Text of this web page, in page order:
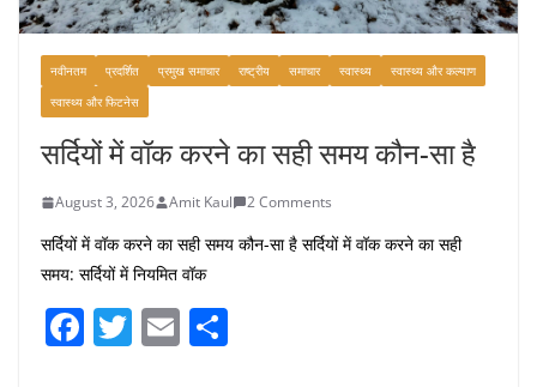
नवीनतम प्रदर्शित प्रमुख समाचार राष्ट्रीय समाचार स्वास्थ्य
स्वास्थ्य और कल्याण
स्वास्थ्य और फिटनेस
सर्दियों में वॉक करने का सही समय कौन-सा है
August 3, 2026 Amit Kaul 2 Comments
सर्दियों में वॉक करने का सही समय कौन-सा है सर्दियों में वॉक करने का सही
समय: सर्दियों में नियमित वॉक
F T E